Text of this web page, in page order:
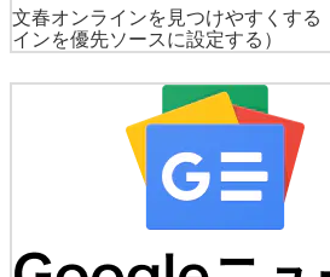
文春オンラインを見つけやすくする
インを優先ソースに設定する）